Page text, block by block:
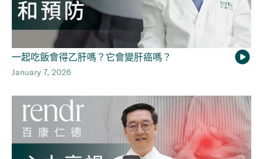
一起吃飯會得乙肝嗎？它會變肝癌嗎？
January 7, 2026